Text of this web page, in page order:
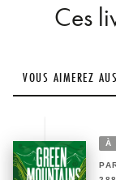
Ces
VOUS AIMEREZ
À